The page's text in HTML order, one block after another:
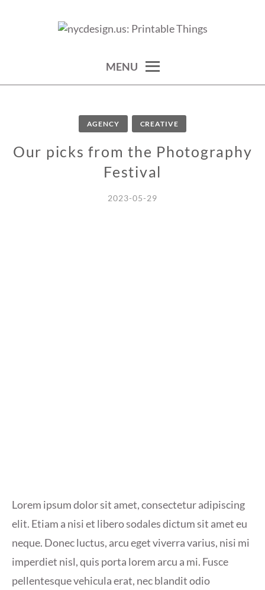
THINGS
MENU
AGENCY CREATIVE
Our picks from the Photography
Festival
2023-05-29
Lorem ipsum dolor sit amet, consectetur adipiscing
elit. Etiam a nisi et libero sodales dictum sit amet eu
neque. Donec luctus, arcu eget viverra varius, nisi mi
imperdiet nisl, quis porta lorem arcu a mi. Fusce
pellentesque vehicula erat, nec blandit odio